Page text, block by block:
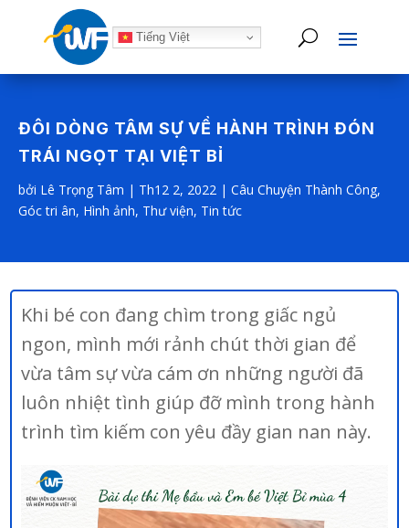
Tiếng Việt
ĐÔI DÒNG TÂM SỰ VỀ HÀNH TRÌNH ĐÓN
TRÁI NGỌT TẠI VIỆT BỈ
bởi Lê Trọng Tâm | Th12 2, 2022 | Câu Chuyện Thành Công,
Góc tri ân, Hình ảnh, Thư viện, Tin tức
Khi bé con đang chìm trong giấc ngủ
ngon, mình mới rảnh chút thời gian để
vừa tâm sự vừa cám ơn những người đã
luôn nhiệt tình giúp đỡ mình trong hành
trình tìm kiếm con yêu đầy gian nan này.